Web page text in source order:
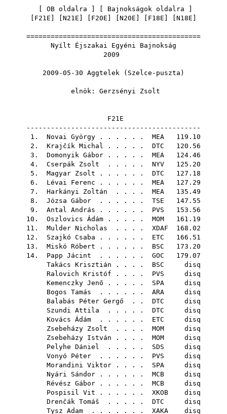
OB oldalra Bajnokságok oldalra
F21E N21E F20E N20E F18E N18E
===========================================
Nyílt Éjszakai Egyéni Bajnokság
2009
2009-05-30 Aggtelek (Szelce-puszta)
elnök: Gerzsényi Zsolt
F21E
-------------------------------------------
1. Novai György . . . . . . MEA 119.10
2. Krajčík Michal . . . . . DTC 120.56
3. Domonyik Gábor . . . . . MEA 124.46
4. Cserpák Zsolt . . . . . NYV 125.20
5. Magyar Zsolt . . . . . . DTC 127.18
6. Lévai Ferenc . . . . . . MEA 127.29
7. Harkányi Zoltán . . . . MEA 135.49
8. Józsa Gábor . . . . . . TSE 147.55
9. Antal András . . . . . . PVS 153.56
10. Oszlovics Ádám . . . . . MOM 161.19
11. Mulder Nicholas . . . . XDAF 168.02
12. Szajkó Csaba . . . . . . ETC 166.51
13. Miskó Róbert . . . . . . BSC 173.20
14. Papp Jácint . . . . . . GOC 179.07
Takács Krisztián . . . . BSC disq
Ralovich Kristóf . . . . PVS disq
Kemenczky Jenő . . . . . SPA disq
Bogos Tamás . . . . . . ARA disq
Balabás Péter Gergő . . DTC disq
Szundi Attila . . . . . DTC disq
Kovács Ádám . . . . . . ETC disq
Zsebeházy Zsolt . . . . MOM disq
Zsebeházy István . . . . MOM disq
Pelyhe Dániel . . . . . SDS disq
Vonyó Péter . . . . . . PVS disq
Morandini Viktor . . . . SPA disq
Nyári Sándor . . . . . . MCB disq
Révész Gábor . . . . . . MCB disq
Pospisil Vit . . . . . . XKOB disq
Drenčák Tomáš . . . . . DTC disq
Tysz Adam . . . . . . . XAKA disq